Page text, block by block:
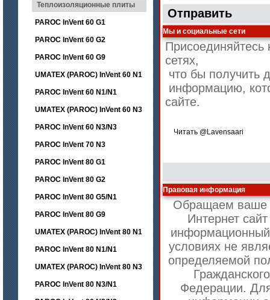
Теплоизоляционные плиты
PAROC InVent 60 G1
PAROC InVent 60 G2
PAROC InVent 60 G9
UMATEX (PAROC) InVent 60 N1
PAROC InVent 60 N1/N1
UMATEX (PAROC) InVent 60 N3
PAROC InVent 60 N3/N3
PAROC InVent 70 N3
PAROC InVent 80 G1
PAROC InVent 80 G2
PAROC InVent 80 G5/N1
PAROC InVent 80 G9
UMATEX (PAROC) InVent 80 N1
PAROC InVent 80 N1/N1
UMATEX (PAROC) InVent 80 N3
PAROC InVent 80 N3/N1
Отправить
Мы и социальные сети
сетях,
что бы получить
информацию,
сайте.
Читать @Lavensaari
Правовая информация
Обращаем ваше
Интернет
информационный
условиях не
определяемой
Федерации.